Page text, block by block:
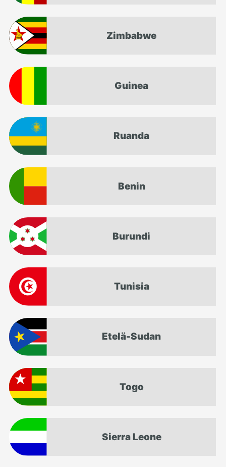
Zimbabwe
Guinea
Ruanda
Benin
Burundi
Tunisia
Etelä-Sudan
Togo
Sierra Leone